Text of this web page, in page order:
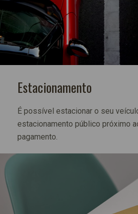
Estacionamento
É possível estacionar o seu
estacionamento público próximo
pagamento.